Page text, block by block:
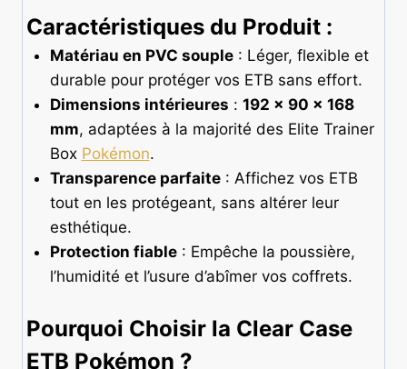
Caractéristiques du Produit :
Matériau en PVC souple: Léger, flexible et
durable pour protéger vos ETB sans effort.
Dimensions intérieures : 192 x 90 x 168
mm, adaptées à la majorité des Elite Trainer
Box Pokémon.
Transparence parfaite: Affichez vos ETB
tout en les protégeant, sans altérer leur
esthétique.
Protection fiable: Empêche la poussière,
l’humidité et l’usure d’abîmer vos coffrets.
Pourquoi Choisir la Clear Case
ETB Pokémon ?